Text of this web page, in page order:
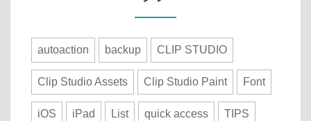
autoaction backup CLIP STUDIO
Clip Studio Assets Clip Studio Paint Font
iOS iPad List quick access TIPS